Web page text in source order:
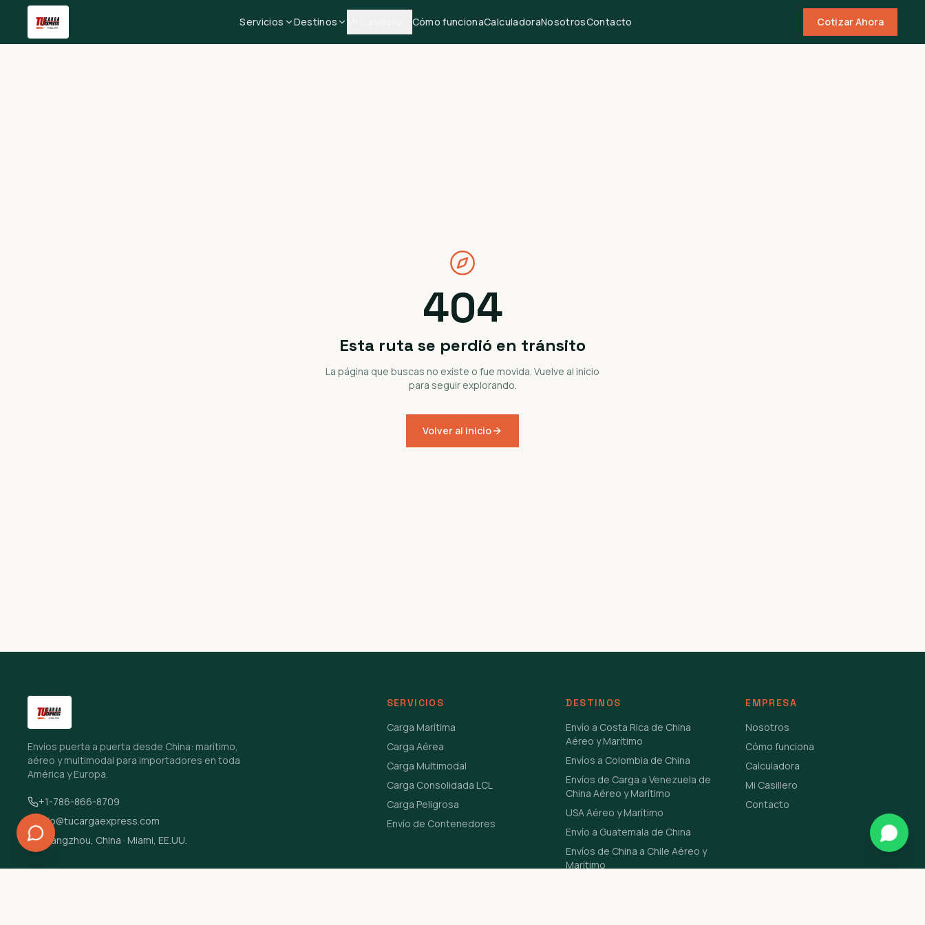
Servicios Destinos Cómo funcionaCalculadoraNosotrosContacto Cotizar Ahora
404
Esta ruta se perdió en tránsito
La página que buscas no existe o fue movida. Vuelve al inicio
para seguir explorando.
Volver al inicio
Envíos puerta a puerta desde China: marítimo,
aéreo y multimodal para importadores en toda
América y Europa.
+1-786-866-8709
info@tucargaexpress.com
Guangzhou, China · Miami, EE.UU.
SERVICIOS
Carga Marítima
Carga Aérea
Carga Multimodal
Carga Consolidada LCL
Carga Peligrosa
Envío de Contenedores
DESTINOS
Envío a Costa Rica de China
Aéreo y Marítimo
Envíos a Colombia de China
Envíos de Carga a Venezuela de
China Aéreo y Marítimo
USA Aéreo y Marítimo
Envío a Guatemala de China
Envíos de China a Chile Aéreo y
Marítimo
EMPRESA
Nosotros
Cómo funciona
Calculadora
Mi Casillero
Contacto